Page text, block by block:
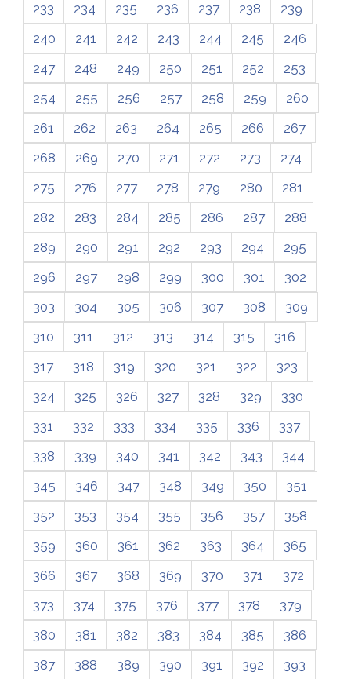
233
234 235 236 237 238
239
240
241 242 243 244 245
246
247
248 249 250 251 252
253
254
255 256 257 258 259
260
261
262 263 264 265 266
267
268
269 270 271 272 273
274
275
276 277 278 279 280
281
282
283 284 285 286 287
288
289
290 291 292 293 294
295
296
297 298 299 300 301
302
303
304 305 306 307 308
309
310
311 312 313 314 315
316
317
318 319 320 321 322
323
324
325 326 327 328 329
330
331
332 333 334 335 336
337
338
339 340 341 342 343
344
345
346 347 348 349 350
351
352
353 354 355 356 357
358
359
360 361 362 363 364
365
366
367 368 369 370 371
372
373
374 375 376 377 378
379
380
381 382 383 384 385
386
387
388 389 390 391 392 393